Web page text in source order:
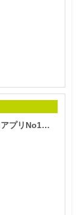
【ショップ】【トリファ(trifa)】国内eSIMアプリNo1！海外旅行通信の新定番